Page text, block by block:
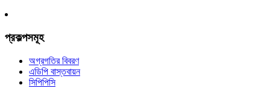
প্রকল্পসমূহ
অগ্রগতির বিবরণ
এডিপি বাস্তবায়ন
সিপিপিসি